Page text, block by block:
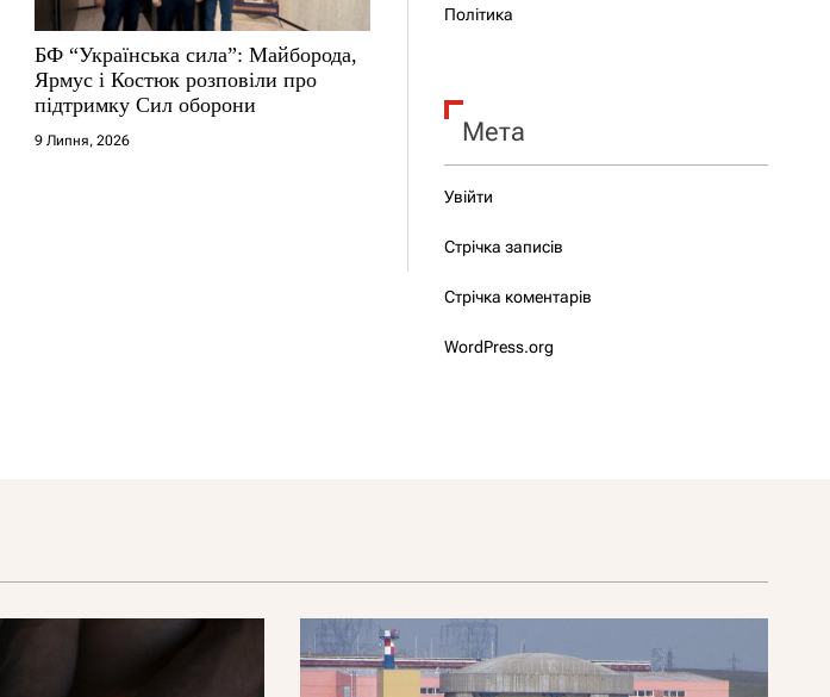
БФ “Українська сила”: Майборода,
Ярмус і Костюк розповіли про
підтримку Сил оборони
9 Липня, 2026
Політика
Мета
Увійти
Стрічка записів
Стрічка коментарів
WordPress.org